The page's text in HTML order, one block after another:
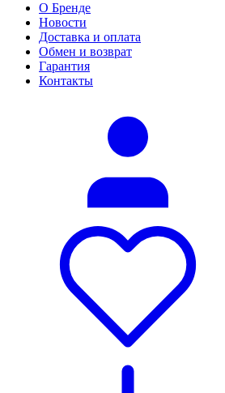
О Бренде
Новости
Доставка и оплата
Обмен и возврат
Гарантия
Контакты